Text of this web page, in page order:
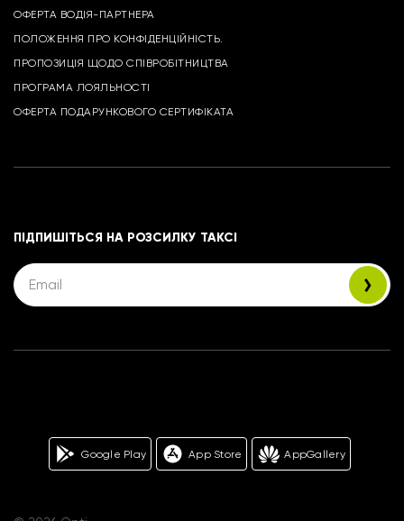
ОФЕРТА ВОДІЯ-ПАРТНЕРА
ПОЛОЖЕННЯ ПРО КОНФІДЕНЦІЙНІСТЬ.
ПРОПОЗИЦІЯ ЩОДО СПІВРОБІТНИЦТВА
ПРОГРАМА ЛОЯЛЬНОСТІ
ОФЕРТА ПОДАРУНКОВОГО СЕРТИФІКАТА
ПІДПИШІТЬСЯ НА РОЗСИЛКУ ТАКСІ
Google Play App Store AppGallery